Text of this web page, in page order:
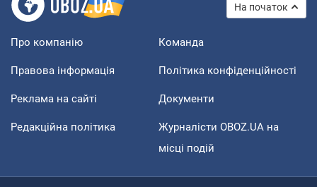
На початок
Про компанію Команда
Правова інформація Політика конфіденційності
Реклама на сайті Документи
Редакційна політика
Журналісти OBOZ.UA на
місці подій